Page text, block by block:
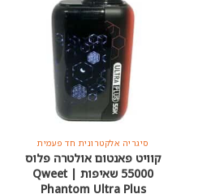
סיגריה אלקטרונית חד פעמית
קוויט פאנטום אולטרה פלוס
55000 שאיפות | Qweet
Phantom Ultra Plus